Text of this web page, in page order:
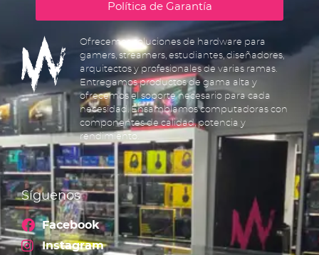
Política de Garantía
Ofrecemos soluciones de hardware para
gamers, streamers, estudiantes, diseñadores,
arquitectos y profesionales de varias ramas.
Entregamos productos de gama alta y
ofrecemos el soporte necesario para cada
necesidad. Ensamblamos computadoras con
componentes de calidad, potencia y
rendimiento.
Síguenos
Facebook
Instagram